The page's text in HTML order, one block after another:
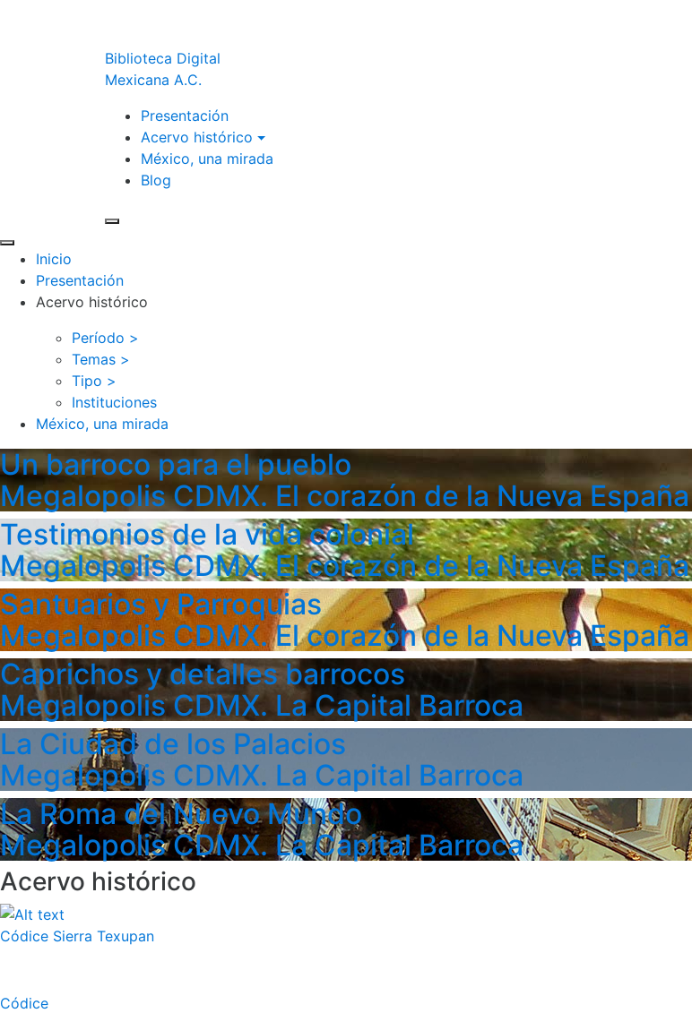
Biblioteca Digital
Mexicana A.C.
Presentación
Acervo histórico
México, una mirada
Blog
Inicio
Presentación
Acervo histórico
Período >
Temas >
Tipo >
Instituciones
México, una mirada
Un barroco para el pueblo
Megalopolis CDMX. El corazón de la Nueva España
Testimonios de la vida colonial
Megalopolis CDMX. El corazón de la Nueva España
Santuarios y Parroquias
Megalopolis CDMX. El corazón de la Nueva España
Caprichos y detalles barrocos
Megalopolis CDMX. La Capital Barroca
La Ciudad de los Palacios
Megalopolis CDMX. La Capital Barroca
La Roma del Nuevo Mundo
Megalopolis CDMX. La Capital Barroca
Acervo histórico
Códice Sierra Texupan
Códice